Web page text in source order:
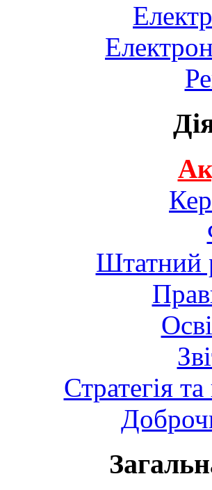
Штатний
Стратегія